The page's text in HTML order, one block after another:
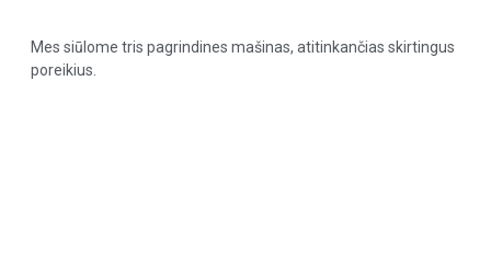
Mes siūlome tris pagrindines mašinas, atitinkančias skirtingus
poreikius.